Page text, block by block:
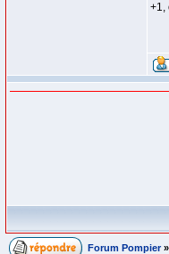
+1,
Forum Pompier »